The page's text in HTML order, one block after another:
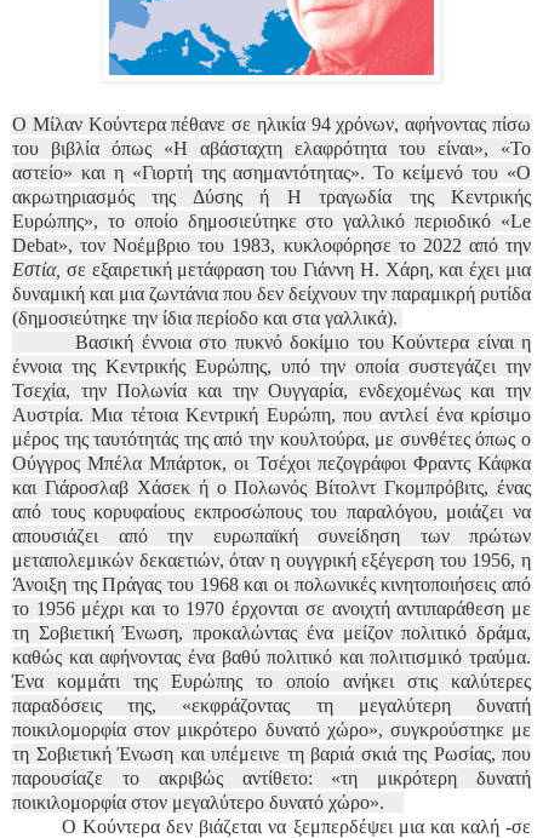
Ο Μίλαν Κούντερα πέθανε σε ηλικία 94 χρόνων, αφήνοντας πίσω
του βιβλία όπως «Η αβάσταχτη ελαφρότητα του είναι», «Το
αστείο» και η «Γιορτή της ασημαντότητας». Το κείμενό του «Ο
ακρωτηριασμός της Δύσης ή Η τραγωδία της Κεντρικής
Ευρώπης», το οποίο δημοσιεύτηκε στο γαλλικό περιοδικό «Le
Debat», τον Νοέμβριο του 1983, κυκλοφόρησε το 2022 από την
Εστία, σε εξαιρετική μετάφραση του Γιάννη Η. Χάρη, και έχει μια
δυναμική και μια ζωντάνια που δεν δείχνουν την παραμικρή ρυτίδα
(δημοσιεύτηκε την ίδια περίοδο και στα γαλλικά).
Βασική έννοια στο πυκνό δοκίμιο του Κούντερα είναι η
έννοια της Κεντρικής Ευρώπης, υπό την οποία συστεγάζει την
Τσεχία, την Πολωνία και την Ουγγαρία, ενδεχομένως και την
Αυστρία. Μια τέτοια Κεντρική Ευρώπη, που αντλεί ένα κρίσιμο
μέρος της ταυτότητάς της από την κουλτούρα, με συνθέτες όπως ο
Ούγγρος Μπέλα Μπάρτοκ, οι Τσέχοι πεζογράφοι Φραντς Κάφκα
και Γιάροσλαβ Χάσεκ ή ο Πολωνός Βίτολντ Γκομπρόβιτς, ένας
από τους κορυφαίους εκπροσώπους του παραλόγου, μοιάζει να
απουσιάζει από την ευρωπαϊκή συνείδηση των πρώτων
μεταπολεμικών δεκαετιών, όταν η ουγγρική εξέγερση του 1956, η
Άνοιξη της Πράγας του 1968 και οι πολωνικές κινητοποιήσεις από
το 1956 μέχρι και το 1970 έρχονται σε ανοιχτή αντιπαράθεση με
τη Σοβιετική Ένωση, προκαλώντας ένα μείζον πολιτικό δράμα,
καθώς και αφήνοντας ένα βαθύ πολιτικό και πολιτισμικό τραύμα.
Ένα κομμάτι της Ευρώπης το οποίο ανήκει στις καλύτερες
παραδόσεις της, «εκφράζοντας τη μεγαλύτερη δυνατή
ποικιλομορφία στον μικρότερο δυνατό χώρο», συγκρούστηκε με
τη Σοβιετική Ένωση και υπέμεινε τη βαριά σκιά της Ρωσίας, που
παρουσίαζε το ακριβώς αντίθετο: «τη μικρότερη δυνατή
ποικιλομορφία στον μεγαλύτερο δυνατό χώρο».
Ο Κούντερα δεν βιάζεται να ξεμπερδέψει μια και καλή -σε